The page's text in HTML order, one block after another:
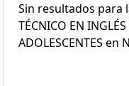
Sin resultados para
TÉCNICO EN
ADOLESCENTES en